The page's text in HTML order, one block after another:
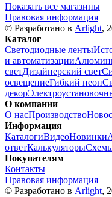
Показать все магазины
Правовая информация
© Разработано в Arlight,
Каталог
Светодиодные ленты
и автоматизации
светДизайнерский свет
освещениеГибкий неон
декор
О компании
О насПроизводство
Информация
КаталогиВидеоНовинки
ответКалькуляторы
Покупателям
Контакты
Правовая информация
© Разработано в Arlight,